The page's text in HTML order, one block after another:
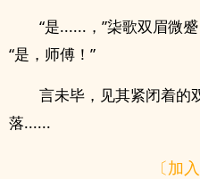
“是......，”柒歌双眉微
“是，师傅！”
言未毕，见其紧闭着的
落......
〔加